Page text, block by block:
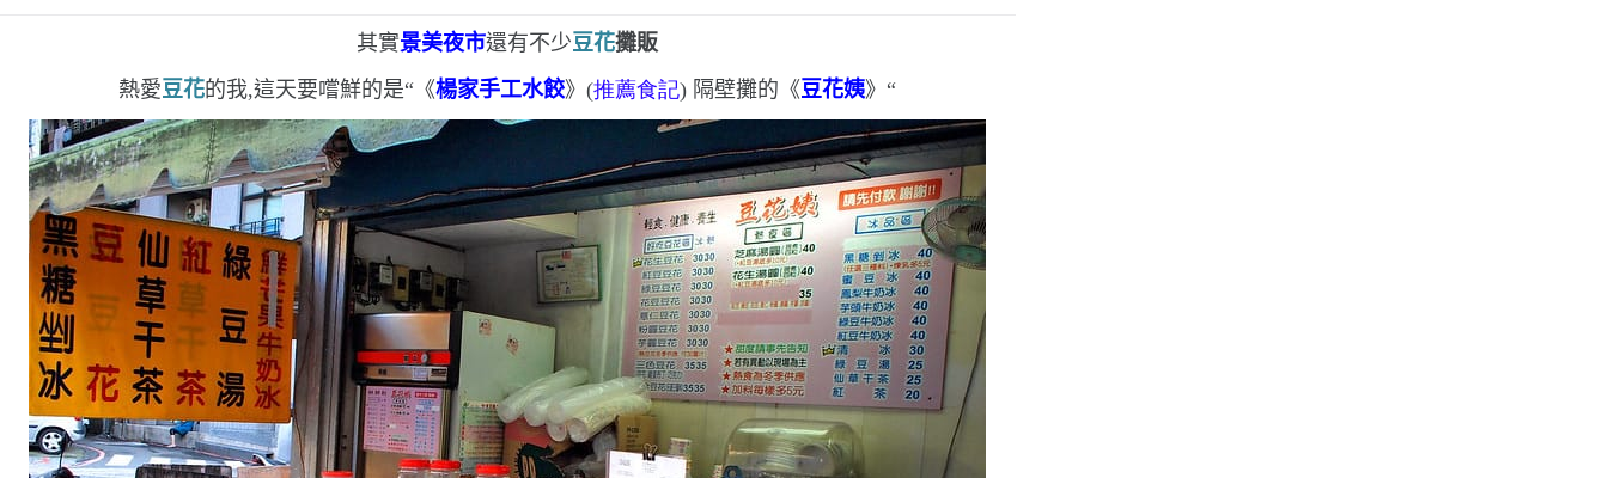
其實景美夜市還有不少豆花攤販
熱愛豆花的我,這天要嚐鮮的是“ 《楊家手工水餃》(推薦食記) 隔壁攤的 《豆花姨》 “